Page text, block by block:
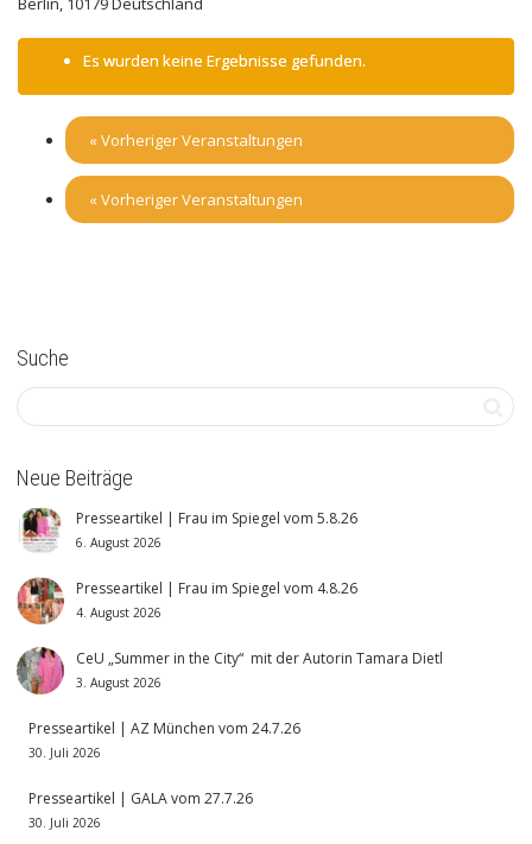
Es wurden keine Ergebnisse gefunden.
«Vorheriger Veranstaltungen
«Vorheriger Veranstaltungen
Suche
Neue Beiträge
Presseartikel | Frau im Spiegel vom 5.8.26
6. August 2026
Presseartikel | Frau im Spiegel vom 4.8.26
4. August 2026
CeU „Summer in the City“ mit der Autorin Tamara Dietl
3. August 2026
Presseartikel | AZ München vom 24.7.26
30. Juli 2026
Presseartikel | GALA vom 27.7.26
30. Juli 2026